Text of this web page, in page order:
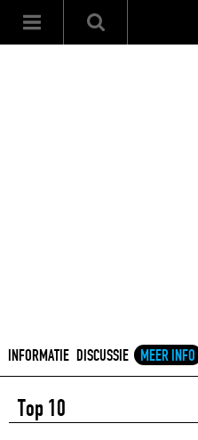
INFORMATIE DISCUSSIE MEER INFO
Top 10